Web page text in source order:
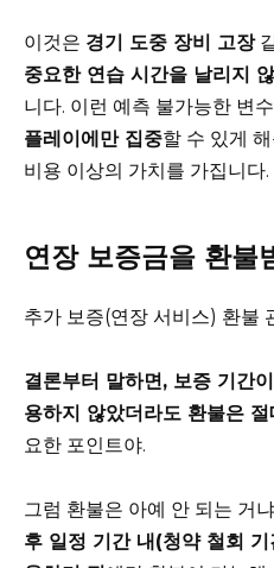
이것은 경기 도중 장비 고장
중요한 연습 시간을 날리지
니다. 이런 예측 불가능한 변
플레이에만 집중할 수 있게
비용 이상의 가치를 가집니다.
연장 보증금을 환불
추가 보증(연장 서비스) 환불
결론부터 말하면, 보증 기간
용하지 않았더라도 환불은
요한 포인트야.
그럼 환불은 아예 안 되는 거
후 일정 기간 내(청약 철회